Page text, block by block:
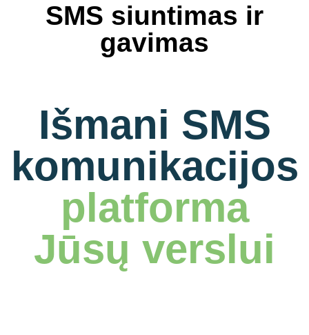
SMS siuntimas ir
gavimas
Išmani SMS
komunikacijos
platforma
Jūsų verslui